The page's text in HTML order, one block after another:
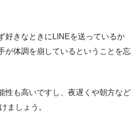
好きなときにLINEを送っているか
が体調を崩しているということを忘
性も高いですし、夜遅くや朝方など
ましょう。